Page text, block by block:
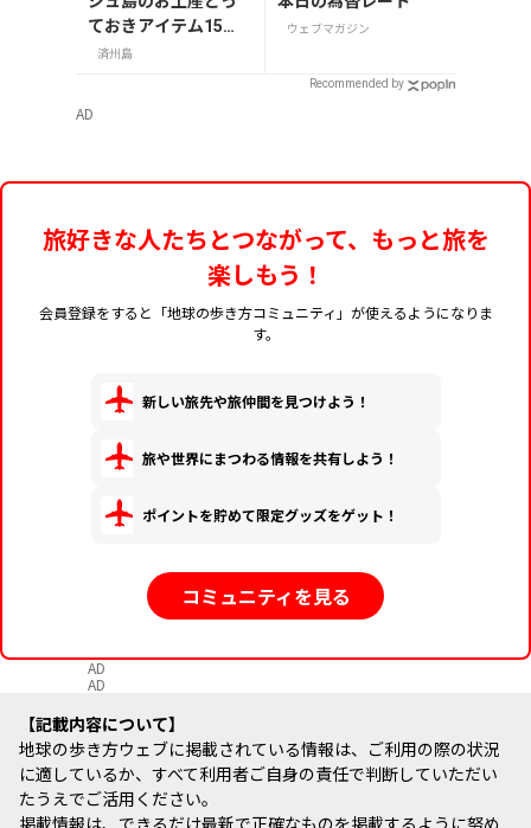
ておきアイテム15
選！お菓子やかわい
済州島
ウェブマガジン
Recommended by
AD
旅好きな人たちとつながって、もっと旅を
楽しもう！
会員登録をすると「地球の歩き方コミュニティ」が使えるようになりま
す。
新しい旅先や旅仲間を見つけよう！
旅や世界にまつわる情報を共有しよう！
ポイントを貯めて限定グッズをゲット！
コミュニティを見る
AD
AD
記載内容について
地球の歩き方ウェブに掲載されている情報は、ご利用の際の状況
に適しているか、すべて利用者ご自身の責任で判断していただい
たうえでご活用ください。
掲載情報は、できるだけ最新で正確なものを掲載するように努め